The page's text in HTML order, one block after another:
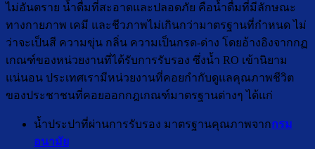
ไม่อันตราย น้ำดื่มที่สะอาดและปลอดภัย คือน้ำดื่มที่มีลักษณะ
ทางกายภาพ เคมี และชีวภาพไม่เกินกว่ามาตรฐานที่กำหนด ไม่
ว่าจะเป็นสี ความขุ่น กลิ่น ความเป็นกรด-ด่าง โดยอ้างอิงจากกฏ
เกณฑ์ของหน่วยงานที่ได้รับการรับรอง ซึ่งน้ำ RO เข้านิยาม
แน่นอน ประเทศเรามีหน่วยงานที่คอยกำกับดูแลคุณภาพชีวิต
ของประชาชนที่คอยออกกฎเกณฑ์มาตรฐานต่างๆ ได้แก่
น้ำประปาที่ผ่านการรับรอง มาตรฐานคุณภาพจากกรม
อนามัย